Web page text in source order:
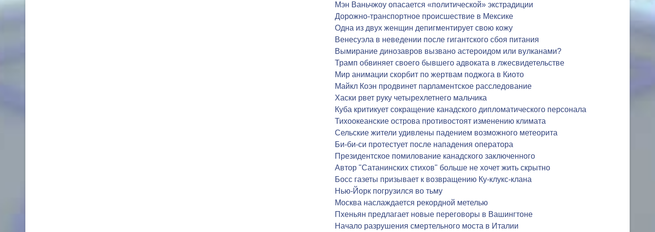
Мэн Ваньчжоу опасается «политической» экстрадиции
Дорожно-транспортное происшествие в Мексике
Одна из двух женщин депигментирует свою кожу
Венесуэла в неведении после гигантского сбоя питания
Вымирание динозавров вызвано астероидом или вулканами?
Трамп обвиняет своего бывшего адвоката в лжесвидетельстве
Мир анимации скорбит по жертвам поджога в Киото
Майкл Коэн продвинет парламентское расследование
Хаски рвет руку четырехлетнего мальчика
Куба критикует сокращение канадского дипломатического персонала
Тихоокеанские острова противостоят изменению климата
Сельские жители удивлены падением возможного метеорита
Би-би-си протестует после нападения оператора
Президентское помилование канадского заключенного
Автор "Сатанинских стихов" больше не хочет жить скрытно
Босс газеты призывает к возвращению Ку-клукс-клана
Нью-Йорк погрузился во тьму
Москва наслаждается рекордной метелью
Пхеньян предлагает новые переговоры в Вашингтоне
Начало разрушения смертельного моста в Италии